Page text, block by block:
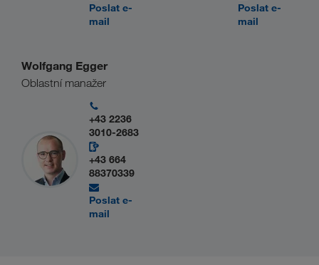
Poslat e-
mail
Poslat e-
mail
Wolfgang Egger
Oblastní manažer
+43 2236
3010-2683
+43 664
88370339
Poslat e-
mail